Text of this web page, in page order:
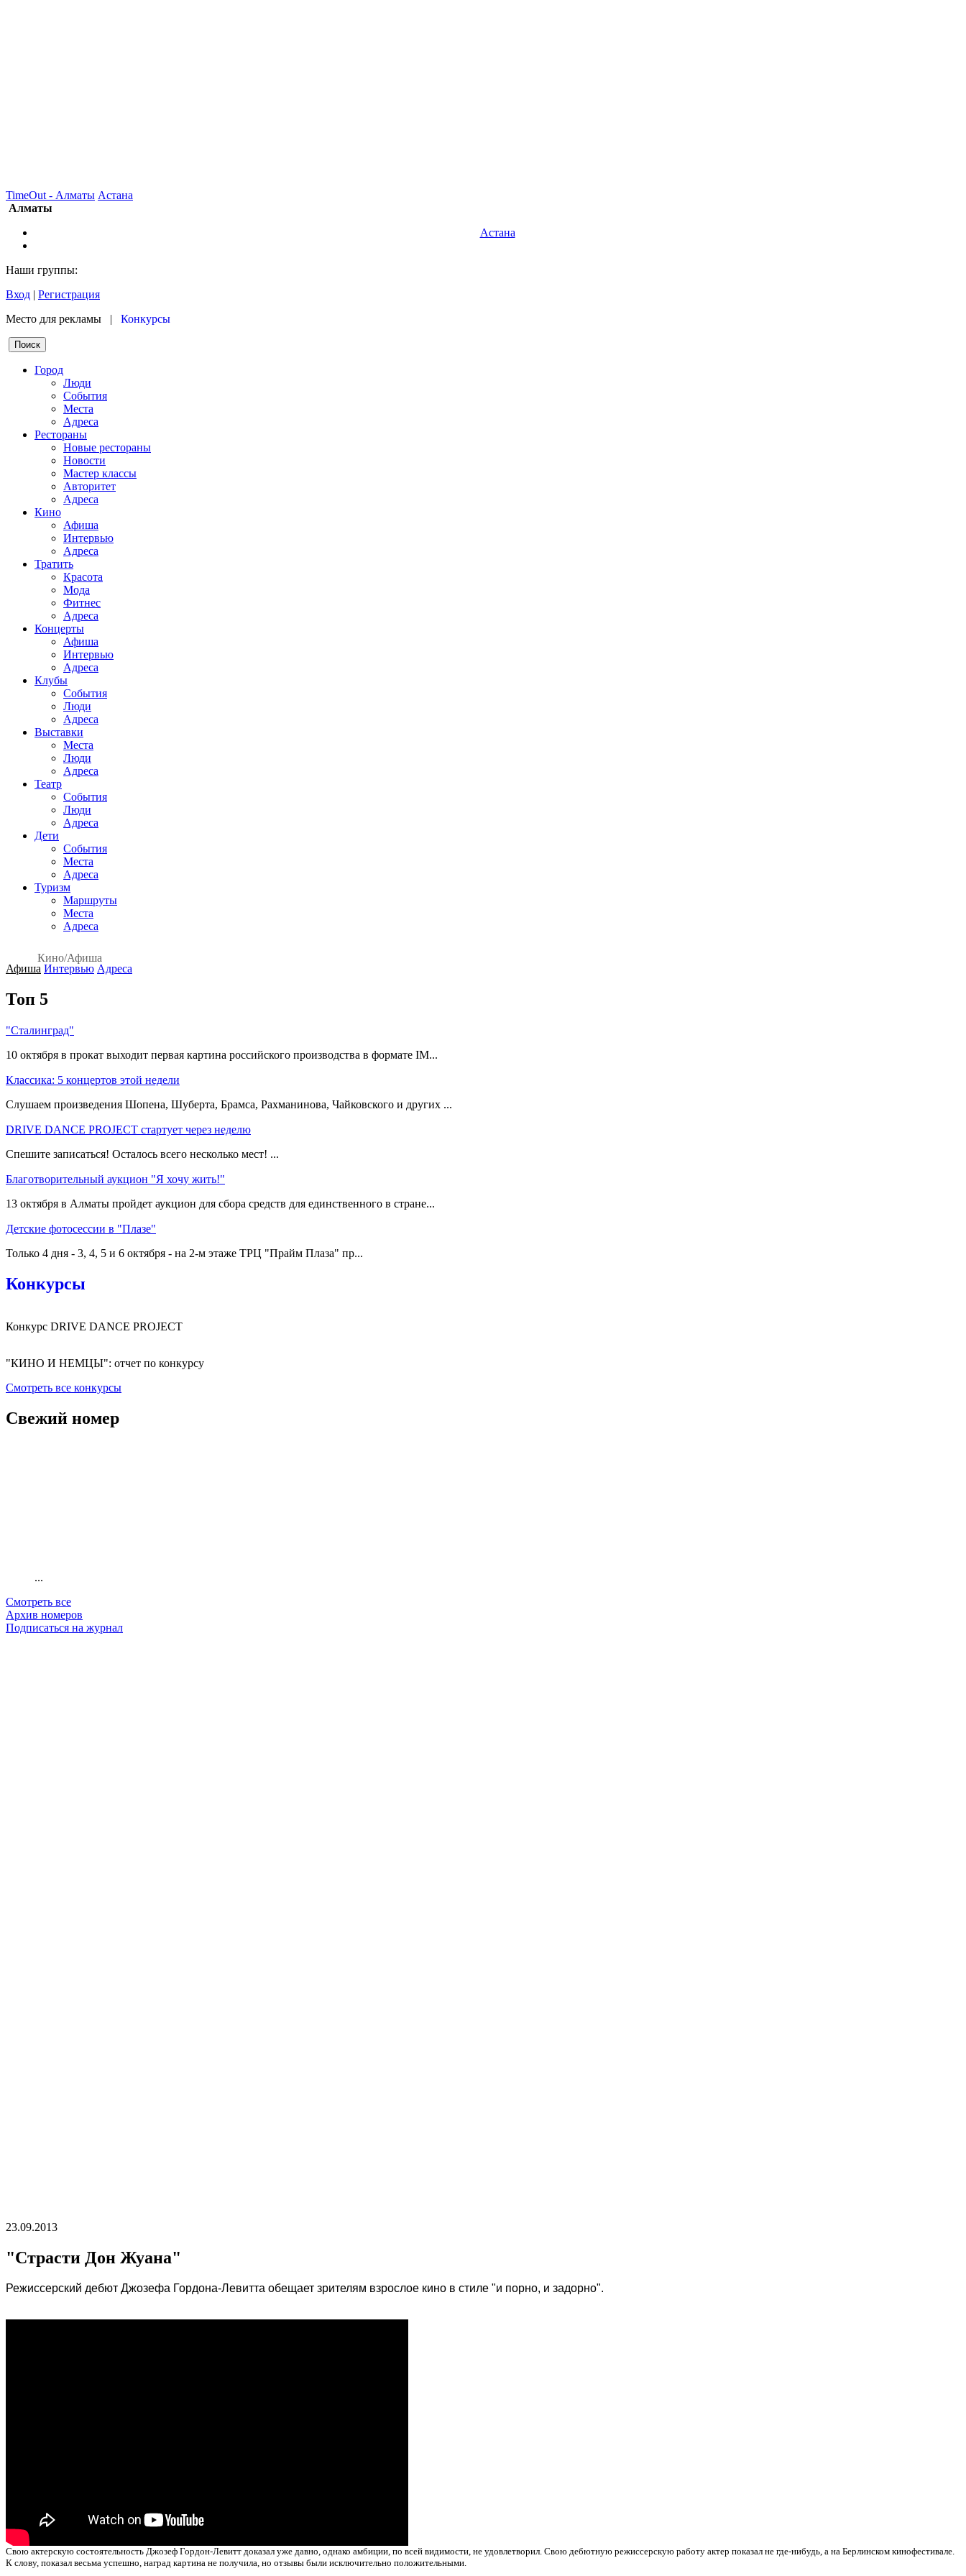
TimeOut - Алматы Астана
Алматы
Астана
Наши группы:
Вход | Регистрация
Место для рекламы | Конкурсы
Город
Люди
События
Места
Адреса
Рестораны
Новые рестораны
Новости
Мастер классы
Авторитет
Адреса
Кино
Афиша
Интервью
Адреса
Тратить
Красота
Мода
Фитнес
Адреса
Концерты
Афиша
Интервью
Адреса
Клубы
События
Люди
Адреса
Выставки
Места
Люди
Адреса
Театр
События
Люди
Адреса
Дети
События
Места
Адреса
Туризм
Маршруты
Места
Адреса
Кино/Афиша
Афиша Интервью Адреса
Топ 5
"Сталинград"
10 октября в прокат выходит первая картина российского производства в формате IM...
Классика: 5 концертов этой недели
Слушаем произведения Шопена, Шуберта, Брамса, Рахманинова, Чайковского и других ...
DRIVE DANCE PROJECT стартует через неделю
Спешите записаться! Осталось всего несколько мест! ...
Благотворительный аукцион "Я хочу жить!"
13 октября в Алматы пройдет аукцион для сбора средств для единственного в стране...
Детские фотосессии в "Плазе"
Только 4 дня - 3, 4, 5 и 6 октября - на 2-м этаже ТРЦ "Прайм Плаза" пр...
Конкурсы
Конкурс DRIVE DANCE PROJECT
"КИНО И НЕМЦЫ": отчет по конкурсу
Смотреть все конкурсы
Свежий номер
...
Смотреть все
Архив номеров
Подписаться на журнал
23.09.2013
"Страсти Дон Жуана"
Режиссерский дебют Джозефа Гордона-Левитта обещает зрителям взрослое кино в стиле "и порно, и задорно".
Свою актерскую состоятельность Джозеф Гордон-Левитт доказал уже давно, однако амбиции, по всей видимости, не удовлетворил. Свою дебютную режиссерскую работу актер показал не где-нибудь, а на Берлинском кинофестивале.
К слову, показал весьма успешно, наград картина не получила, но отзывы были исключительно положительными.